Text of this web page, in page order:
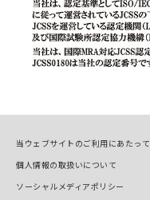
当ウェブサイトのご利用にあたって
個人情報の取扱いについて
ソーシャルメディアポリシー